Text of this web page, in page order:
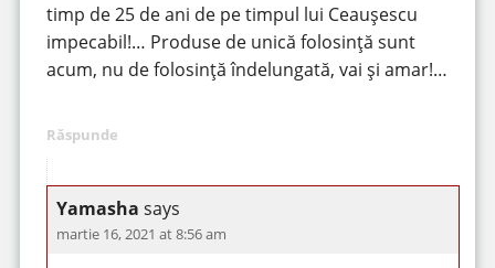
timp de 25 de ani de pe timpul lui Ceaușescu
impecabil!… Produse de unică folosință sunt
acum, nu de folosință îndelungată, vai și amar!…
Răspunde
Yamasha says
martie 16, 2021 at 8:56 am